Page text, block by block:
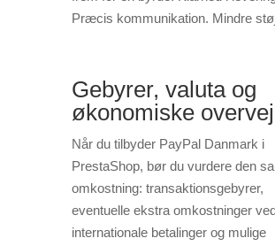
Præcis kommunikation. Mindre
Gebyrer, valuta og
økonomiske
Når du tilbyder PayPal Danmark i
PrestaShop, bør du vurdere den
omkostning: transaktionsgebyrer,
eventuelle ekstra omkostninger
internationale betalinger og mulige